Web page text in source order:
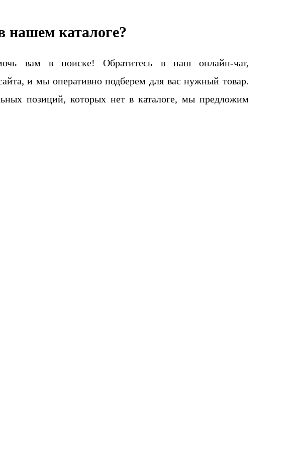
каталоге?
вам в поиске! Обратитесь в наш онлайн-чат,
и мы оперативно подберем для вас нужный товар.
позиций, которых нет в каталоге, мы предложим